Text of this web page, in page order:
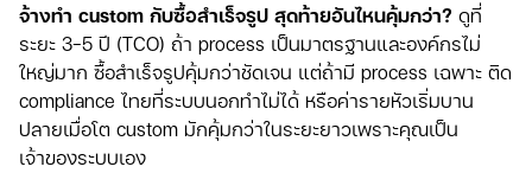
จ้างทำ custom กับซื้อสำเร็จรูป สุดท้ายอันไหนคุ้มกว่า? ดูที่
ระยะ 3-5 ปี (TCO) ถ้า process เป็นมาตรฐานและองค์กรไม่
ใหญ่มาก ซื้อสำเร็จรูปคุ้มกว่าชัดเจน แต่ถ้ามี process เฉพาะ ติด
compliance ไทยที่ระบบนอกทำไม่ได้ หรือค่ารายหัวเริ่มบาน
ปลายเมื่อโต custom มักคุ้มกว่าในระยะยาวเพราะคุณเป็น
เจ้าของระบบเอง